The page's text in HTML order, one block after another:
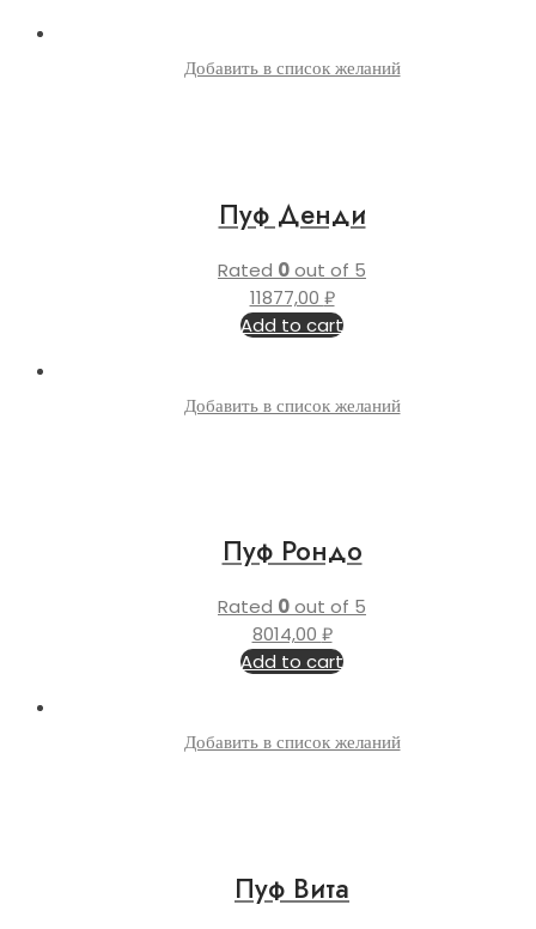
Добавить в список желаний
Пуф Денди
Rated 0out of 5
11877,00 ₽
Add to cart
Добавить в список желаний
Пуф Рондо
Rated 0out of 5
8014,00 ₽
Add to cart
Добавить в список желаний
Пуф Вита